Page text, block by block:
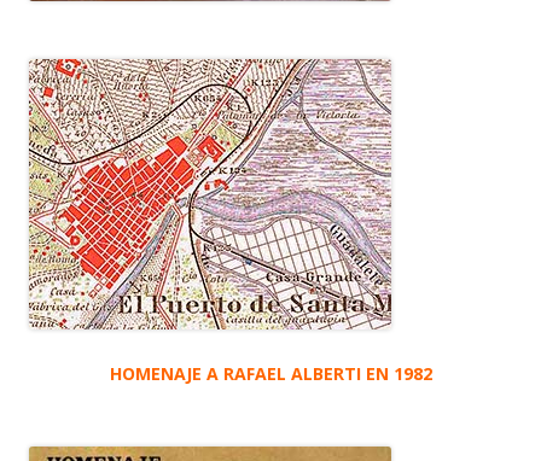
HOMENAJE A RAFAEL ALBERTI EN 1982